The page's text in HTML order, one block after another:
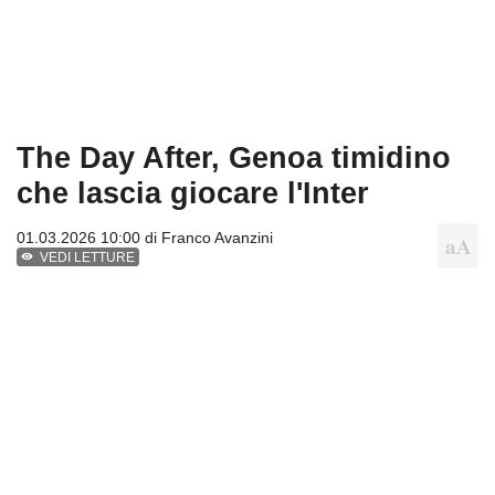
The Day After, Genoa timidino
che lascia giocare l'Inter
01.03.2026 10:00 di Franco Avanzini
VEDI LETTURE